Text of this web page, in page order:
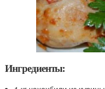
Ингредиенты: